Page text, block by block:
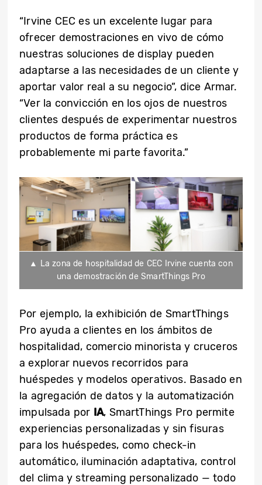
“Irvine CEC es un excelente lugar para
ofrecer demostraciones en vivo de cómo
nuestras soluciones de display pueden
adaptarse a las necesidades de un cliente y
aportar valor real a su negocio”, dice Armar.
“Ver la convicción en los ojos de nuestros
clientes después de experimentar nuestros
productos de forma práctica es
probablemente mi parte favorita.”
▲ La zona de hospitalidad de CEC Irvine cuenta con
una demostración de SmartThings Pro
Por ejemplo, la exhibición de SmartThings
Pro ayuda a clientes en los ámbitos de
hospitalidad, comercio minorista y cruceros
a explorar nuevos recorridos para
huéspedes y modelos operativos. Basado en
la agregación de datos y la automatización
impulsada por IA, SmartThings Pro permite
experiencias personalizadas y sin fisuras
para los huéspedes, como check-in
automático, iluminación adaptativa, control
del clima y streaming personalizado — todo